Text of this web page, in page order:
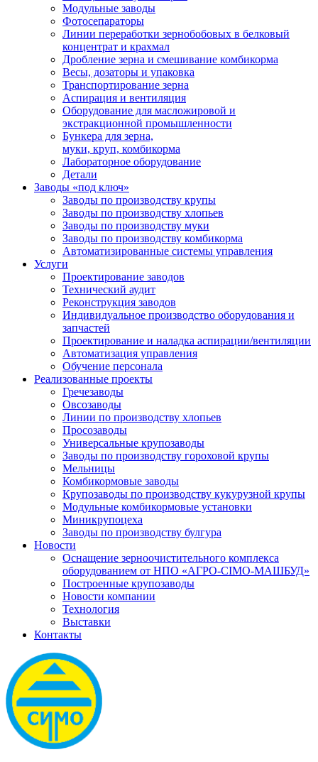
Модульные заводы
Фотосепараторы
Линии переработки зернобобовых в белковый
концентрат и крахмал
Дробление зерна и смешивание комбикорма
Весы, дозаторы и упаковка
Транспортирование зерна
Аспирация и вентиляция
Оборудование для масложировой и
экстракционной промышленности
Бункера для зерна,
муки, круп, комбикорма
Лабораторное оборудование
Детали
Заводы «под ключ»
Заводы по производству крупы
Заводы по производству хлопьев
Заводы по производству муки
Заводы по производству комбикорма
Автоматизированные системы управления
Услуги
Проектирование заводов
Технический аудит
Реконструкция заводов
Индивидуальное производство оборудования и
запчастей
Проектирование и наладка аспирации/вентиляции
Автоматизация управления
Обучение персонала
Реализованные проекты
Гречезаводы
Овсозаводы
Линии по производству хлопьев
Просозаводы
Универсальные крупозаводы
Заводы по производству гороховой крупы
Мельницы
Комбикормовые заводы
Крупозаводы по производству кукурузной крупы
Модульные комбикормовые установки
Миникрупоцеха
Заводы по производству булгура
Новости
Оснащение зерноочистительного комплекса
оборудованием от НПО «АГРО-СІМО-МАШБУД»
Построенные крупозаводы
Новости компании
Технология
Выставки
Контакты